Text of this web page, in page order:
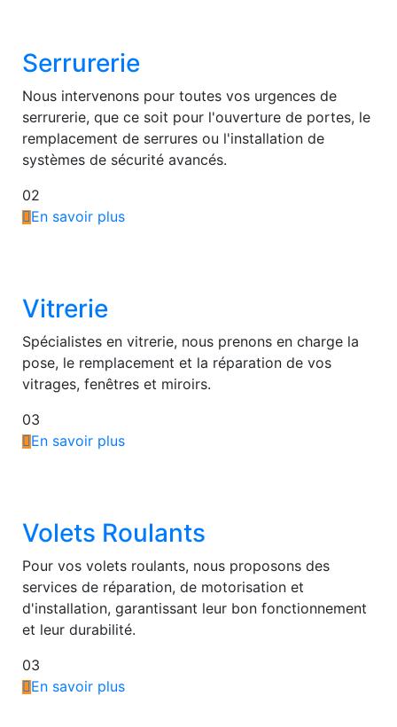
Serrurerie
Nous intervenons pour toutes vos urgences de
serrurerie, que ce soit pour l'ouverture de portes, le
remplacement de serrures ou l'installation de
systèmes de sécurité avancés.
02
En savoir plus
Vitrerie
Spécialistes en vitrerie, nous prenons en charge la
pose, le remplacement et la réparation de vos
vitrages, fenêtres et miroirs.
03
En savoir plus
Volets Roulants
Pour vos volets roulants, nous proposons des
services de réparation, de motorisation et
d'installation, garantissant leur bon fonctionnement
et leur durabilité.
03
En savoir plus